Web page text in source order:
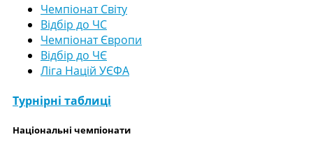
Чемпіонат Світу
Відбір до ЧС
Чемпіонат Європи
Відбір до ЧЄ
Ліга Націй УЄФА
Турнірні таблиці
Національні чемпіонати